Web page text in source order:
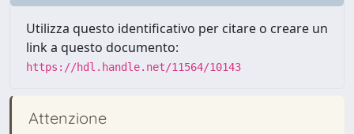
Utilizza questo identificativo per citare o creare un
link a questo documento:
https://hdl.handle.net/11564/10143
Attenzione